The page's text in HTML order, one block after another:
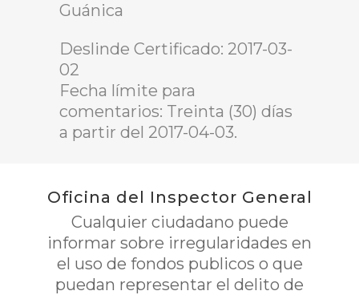
Guánica
Deslinde Certificado: 2017-03-
02
Fecha límite para
comentarios: Treinta (30) días
a partir del 2017-04-03.
Oficina del Inspector General
Cualquier ciudadano puede
informar sobre irregularidades en
el uso de fondos publicos o que
puedan representar el delito de